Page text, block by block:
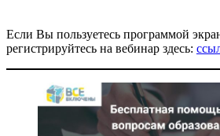
Если Вы пользуетесь программой
регистрируйтесь на вебинар здесь: